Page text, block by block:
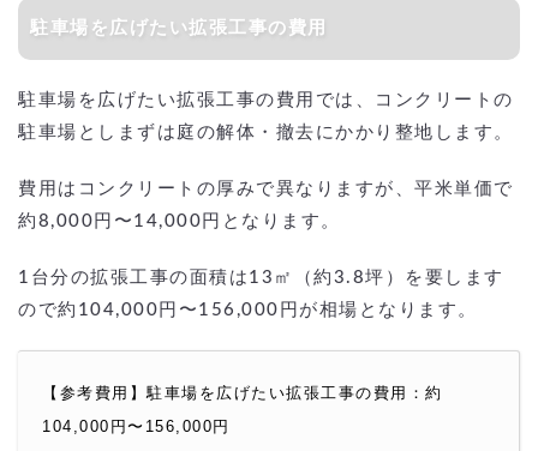
駐車場を広げたい拡張工事の費用
駐車場を広げたい拡張工事の費用では、コンクリートの
駐車場としまずは庭の解体・撤去にかかり整地します。
費用はコンクリートの厚みで異なりますが、平米単価で
約8,000円〜14,000円となります。
1台分の拡張工事の面積は13㎡（約3.8坪）を要します
ので約104,000円〜156,000円が相場となります。
【参考費用】駐車場を広げたい拡張工事の費用：約
104,000円〜156,000円